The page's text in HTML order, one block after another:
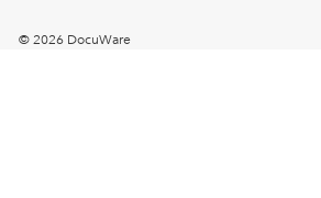
© 2026 DocuWare